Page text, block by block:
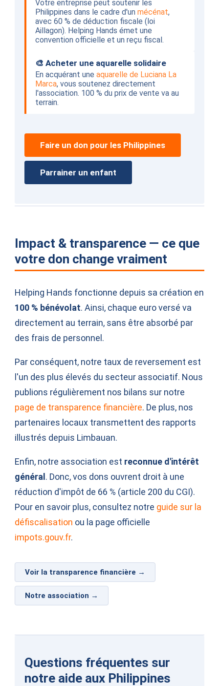
Votre entreprise peut soutenir les
Philippines dans le cadre d'un mécénat,
avec 60 % de déduction fiscale (loi
Aillagon). Helping Hands émet une
convention officielle et un reçu fiscal.
🎨 Acheter une aquarelle solidaire
En acquérant une aquarelle de Luciana La
Marca, vous soutenez directement
l'association. 100 % du prix de vente va au
terrain.
Faire un don pour les Philippines
Parrainer un enfant
Impact & transparence — ce que
votre don change vraiment
Helping Hands fonctionne depuis sa création en
100 % bénévolat. Ainsi, chaque euro versé va
directement au terrain, sans être absorbé par
des frais de personnel.
Par conséquent, notre taux de reversement est
l'un des plus élevés du secteur associatif. Nous
publions régulièrement nos bilans sur notre
page de transparence financière. De plus, nos
partenaires locaux transmettent des rapports
illustrés depuis Limbauan.
Enfin, notre association est reconnue d'intérêt
général. Donc, vos dons ouvrent droit à une
réduction d'impôt de 66 % (article 200 du CGI).
Pour en savoir plus, consultez notre guide sur la
défiscalisation ou la page officielle
impots.gouv.fr.
Voir la transparence financière →
Notre association →
Questions fréquentes sur
notre aide aux Philippines